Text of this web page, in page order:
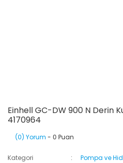
Einhell GC-DW 900 N Derin
4170964
(0) Yorum - 0 Puan
Kategori
Pompa ve